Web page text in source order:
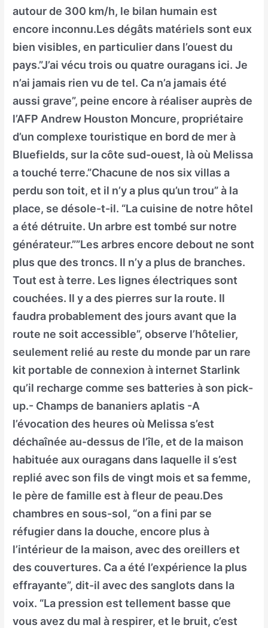
autour de 300 km/h, le bilan humain est
encore inconnu.Les dégâts matériels sont eux
bien visibles, en particulier dans l’ouest du
pays.”J’ai vécu trois ou quatre ouragans ici. Je
n’ai jamais rien vu de tel. Ca n’a jamais été
aussi grave”, peine encore à réaliser auprès de
l’AFP Andrew Houston Moncure, propriétaire
d’un complexe touristique en bord de mer à
Bluefields, sur la côte sud-ouest, là où Melissa
a touché terre.”Chacune de nos six villas a
perdu son toit, et il n’y a plus qu’un trou” à la
place, se désole-t-il. “La cuisine de notre hôtel
a été détruite. Un arbre est tombé sur notre
générateur.””Les arbres encore debout ne sont
plus que des troncs. Il n’y a plus de branches.
Tout est à terre. Les lignes électriques sont
couchées. Il y a des pierres sur la route. Il
faudra probablement des jours avant que la
route ne soit accessible”, observe l’hôtelier,
seulement relié au reste du monde par un rare
kit portable de connexion à internet Starlink
qu’il recharge comme ses batteries à son pick-
up.- Champs de bananiers aplatis -A
l’évocation des heures où Melissa s’est
déchaînée au-dessus de l’île, et de la maison
habituée aux ouragans dans laquelle il s’est
replié avec son fils de vingt mois et sa femme,
le père de famille est à fleur de peau.Des
chambres en sous-sol, “on a fini par se
réfugier dans la douche, encore plus à
l’intérieur de la maison, avec des oreillers et
des couvertures. Ca a été l’expérience la plus
effrayante”, dit-il avec des sanglots dans la
voix. “La pression est tellement basse que
vous avez du mal à respirer, et le bruit, c’est